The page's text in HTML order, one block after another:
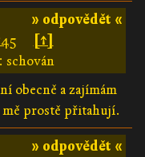
» odpovědět «
[↑]
schován
obecně a zajímám
prostě přitahují.
» odpovědět «